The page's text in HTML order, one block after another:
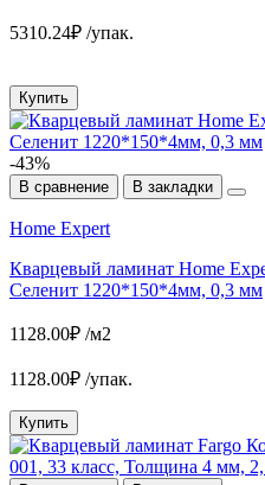
5310.24₽ /упак.
Купить
-43%
В сравнение В закладки
Home Expert
Кварцевый ламинат Home
Селенит 1220*150*4мм, 0,3 мм
1128.00₽ /м2
1128.00₽ /упак.
Купить